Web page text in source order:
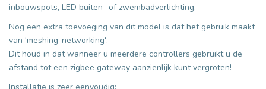
inbouwspots, LED buiten- of zwembadverlichting.
Nog een extra toevoeging van dit model is dat het gebruik maakt
van 'meshing-networking'.
Dit houd in dat wanneer u meerdere controllers gebruikt u de
afstand tot een zigbee gateway aanzienlijk kunt vergroten!
Installatie is zeer eenvoudig: